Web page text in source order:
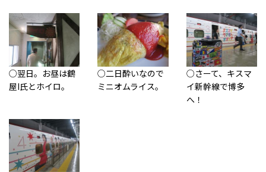
○翌日。お昼は鶴
屋I氏とホイロ。
○二日酔いなので
ミニオムライス。
○さーて、キスマ
イ新幹線で博多
へ！